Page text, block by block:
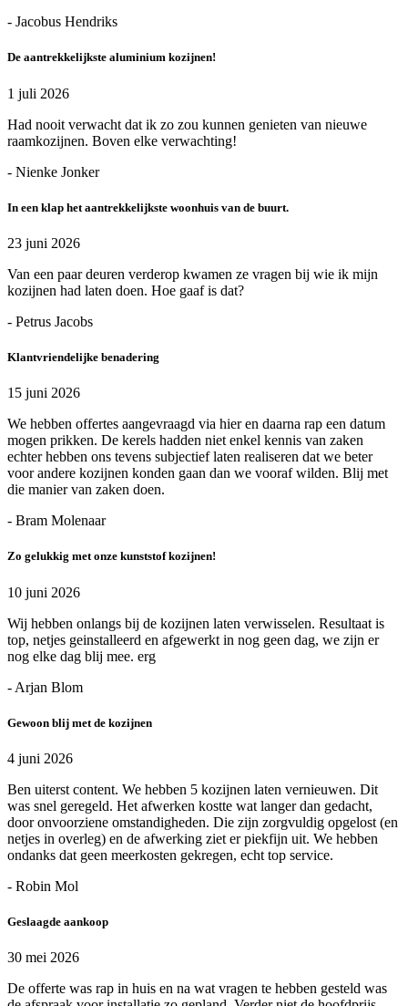
- Jacobus Hendriks
De aantrekkelijkste aluminium kozijnen!
1 juli 2026
Had nooit verwacht dat ik zo zou kunnen genieten van nieuwe
raamkozijnen. Boven elke verwachting!
- Nienke Jonker
In een klap het aantrekkelijkste woonhuis van de buurt.
23 juni 2026
Van een paar deuren verderop kwamen ze vragen bij wie ik mijn
kozijnen had laten doen. Hoe gaaf is dat?
- Petrus Jacobs
Klantvriendelijke benadering
15 juni 2026
We hebben offertes aangevraagd via hier en daarna rap een datum
mogen prikken. De kerels hadden niet enkel kennis van zaken
echter hebben ons tevens subjectief laten realiseren dat we beter
voor andere kozijnen konden gaan dan we vooraf wilden. Blij met
die manier van zaken doen.
- Bram Molenaar
Zo gelukkig met onze kunststof kozijnen!
10 juni 2026
Wij hebben onlangs bij de kozijnen laten verwisselen. Resultaat is
top, netjes geinstalleerd en afgewerkt in nog geen dag, we zijn er
nog elke dag blij mee. erg
- Arjan Blom
Gewoon blij met de kozijnen
4 juni 2026
Ben uiterst content. We hebben 5 kozijnen laten vernieuwen. Dit
was snel geregeld. Het afwerken kostte wat langer dan gedacht,
door onvoorziene omstandigheden. Die zijn zorgvuldig opgelost (en
netjes in overleg) en de afwerking ziet er piekfijn uit. We hebben
ondanks dat geen meerkosten gekregen, echt top service.
- Robin Mol
Geslaagde aankoop
30 mei 2026
De offerte was rap in huis en na wat vragen te hebben gesteld was